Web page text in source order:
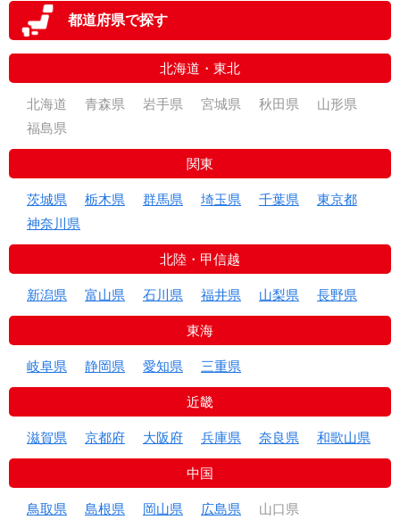
都道府県で探す
北海道・東北
北海道 青森県 岩手県 宮城県 秋田県
山形県
福島県
関東
茨城県 栃木県 群馬県 埼玉県 千葉県
東京都
神奈川県
北陸・甲信越
新潟県 富山県 石川県 福井県 山梨県 長野県
東海
岐阜県 静岡県 愛知県 三重県
近畿
滋賀県 京都府 大阪府 兵庫県 奈良県 和歌山県
中国
鳥取県 島根県 岡山県 広島県 山口県